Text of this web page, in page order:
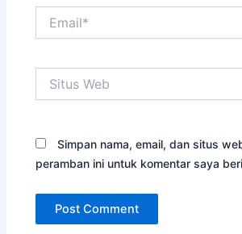
Web
Simpan nama, email, dan situs
peramban ini untuk komentar saya